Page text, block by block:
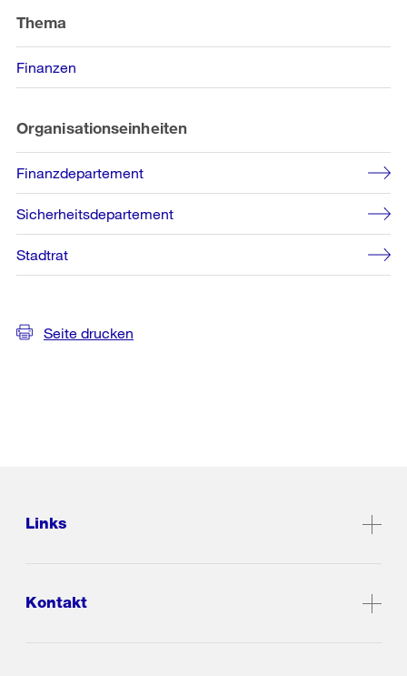
Thema
Finanzen
Organisationseinheiten
Finanzdepartement
Sicherheitsdepartement
Stadtrat
Seite drucken
Links
Kontakt